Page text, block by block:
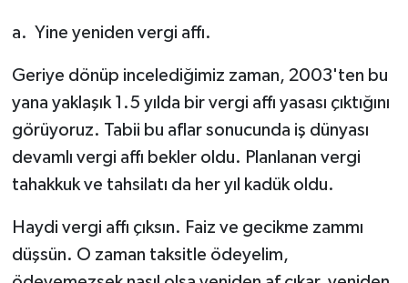
a. Yine yeniden vergi affı.
Geriye dönüp incelediğimiz zaman, 2003'ten bu
yana yaklaşık 1.5 yılda bir vergi affı yasası çıktığını
görüyoruz. Tabii bu aflar sonucunda iş dünyası
devamlı vergi affı bekler oldu. Planlanan vergi
tahakkuk ve tahsilatı da her yıl kadük oldu.
Haydi vergi affı çıksın. Faiz ve gecikme zammı
düşsün. O zaman taksitle ödeyelim,